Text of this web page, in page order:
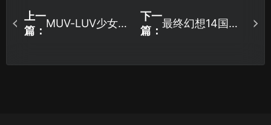
上一
篇：
MUV-LUV少女庭
决延迟与连接难
下一
篇：
最终幻想14国服
案详解！